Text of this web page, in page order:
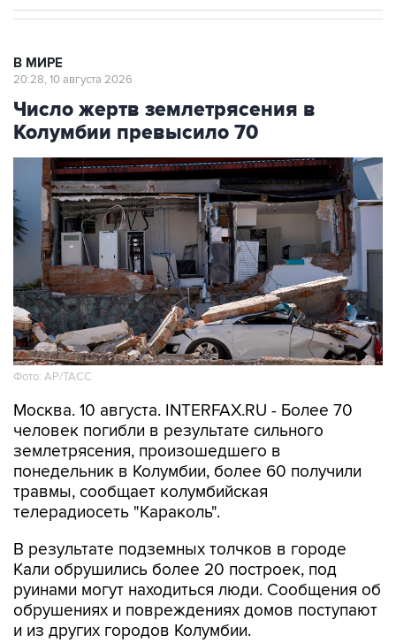
Число жертв землетрясения в
Колумбии превысило 70
Фото: АР/ТАСС
Москва. 10 августа. INTERFAX.RU - Более 70
землетрясения, произошедшего в
понедельник в Колумбии, более 60 получили
травмы, сообщает колумбийская
телерадиосеть "Караколь".
В результате подземных толчков в городе
руинами могут находиться люди. Сообщения об
обрушениях и повреждениях домов поступают
и из других городов Колумбии.
В Кали власти проводят эвакуацию пациентов